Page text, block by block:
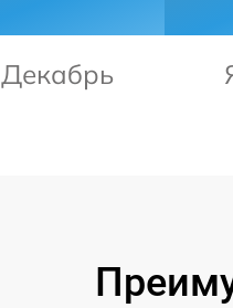
Декабрь